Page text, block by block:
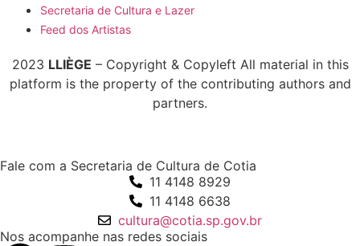
Secretaria de Cultura e Lazer
Feed dos Artistas
2023 LLIÈGE – Copyright & Copyleft All material in this
platform is the property of the contributing authors and
partners.
Fale com a Secretaria de Cultura de Cotia
11 4148 8929
11 4148 6638
cultura@cotia.sp.gov.br
Nos acompanhe nas redes sociais